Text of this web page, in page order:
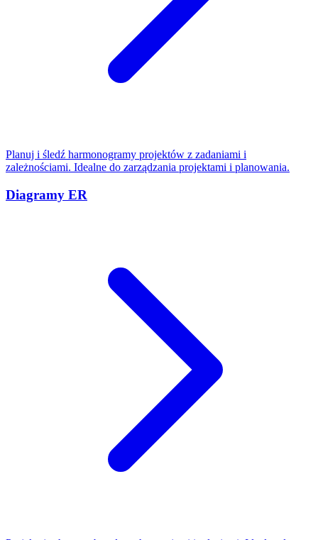
Planuj i śledź harmonogramy projektów z zadaniami i
zależnościami. Idealne do zarządzania projektami i planowania.
Diagramy ER